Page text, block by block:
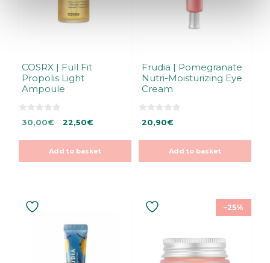
COSRX | Full Fit
Propolis Light
Ampoule
0
o
t
5
Original
30,00€.
30,00€Current
30,00€.
22,50€
Add to basket
Frudia | Pomegranate
Nutri-Moisturizing Eye
Cream
0
o
t
5
20,90€
Add to basket
–25%